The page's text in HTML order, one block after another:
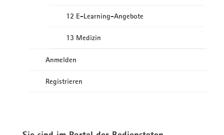
12 E-Learning-Angebote
13 Medizin
Anmelden
Registrieren